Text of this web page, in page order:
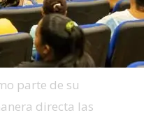
parte de su
directa las